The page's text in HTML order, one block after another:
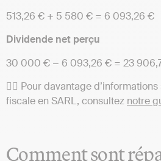
513,26 € + 5 580 € = 6 093,26 €
Dividende net perçu
30 000 € − 6 093,26 € = 23
👉🏻 Pour davantage
fiscale en SARL, consultez notre
Comment sont